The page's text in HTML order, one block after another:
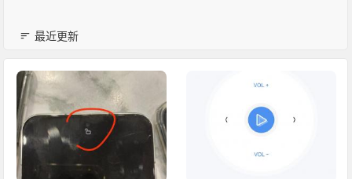
最近更新